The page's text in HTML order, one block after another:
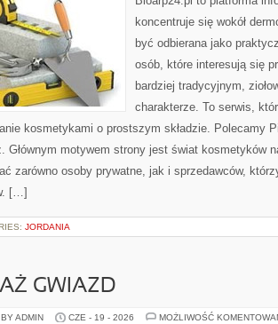
koncentruje się wokół
być odbierana jako
osób, które interesują się
bardziej tradycyjnym,
charakterze. To serwis,
kosmetykami o prostszym składzie. Polecamy
Głównym motywem strony jest świat kosmetyków
zarówno osoby prywatne, jak i sprzedawców,
[…]
JORDANIA
GWIAZD
ADMIN CZE - 19 - 2026 MOŻLIWOŚĆ